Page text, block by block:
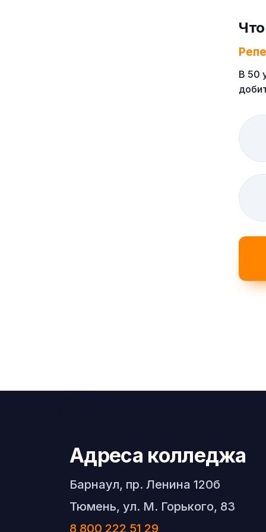
Адреса колледжа
Барнаул, пр. Ленина 120б
Тюмень, ул. М. Горького, 83
8 800 222 51 29
В 50